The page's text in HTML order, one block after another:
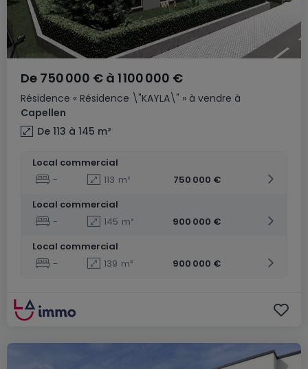
Résidence « Résidence \"KAYLA\" » à vendre à
Capellen
De 750 000 € à 1 100 000 €
De 113 à 145 m²
Local commercial
-
113 m²
750 000 €
Local commercial
-
145 m²
900 000 €
Local commercial
-
139 m² 900 000 €